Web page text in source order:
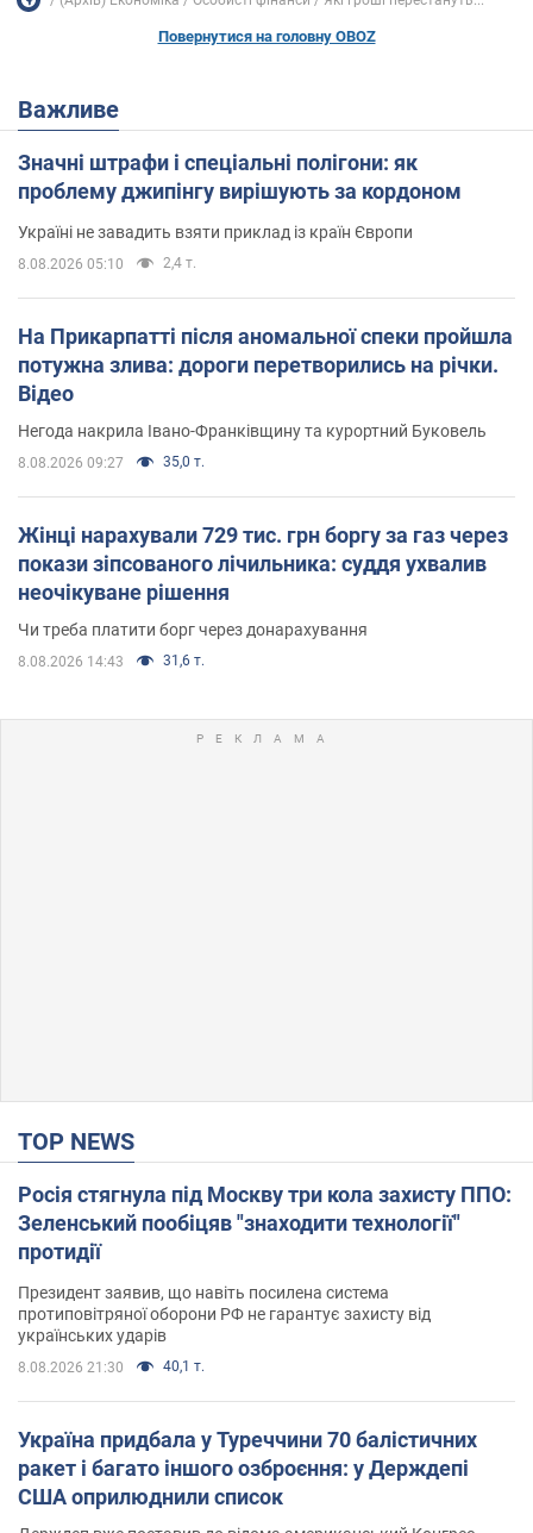
Повернутися на головну OBOZ
Важливе
Значні штрафи і спеціальні полігони: як
проблему джипінгу вирішують за кордоном
Україні не завадить взяти приклад із країн Європи
8.08.2026 05:10 2,4 т.
На Прикарпатті після аномальної спеки пройшла
потужна злива: дороги перетворились на річки.
Відео
Негода накрила Івано-Франківщину та курортний Буковель
8.08.2026 09:27 35,0 т.
Жінці нарахували 729 тис. грн боргу за газ через
покази зіпсованого лічильника: суддя ухвалив
неочікуване рішення
Чи треба платити борг через донарахування
8.08.2026 14:43 31,6 т.
TOP NEWS
Росія стягнула під Москву три кола захисту ППО:
Зеленський пообіцяв "знаходити технології"
протидії
Президент заявив, що навіть посилена система
протиповітряної оборони РФ не гарантує захисту від
українських ударів
8.08.2026 21:30 40,1 т.
Україна придбала у Туреччини 70 балістичних
ракет і багато іншого озброєння: у Держдепі
США оприлюднили список